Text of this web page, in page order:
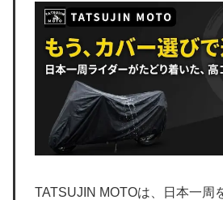
TATSUJIN MOTOは、日本一周